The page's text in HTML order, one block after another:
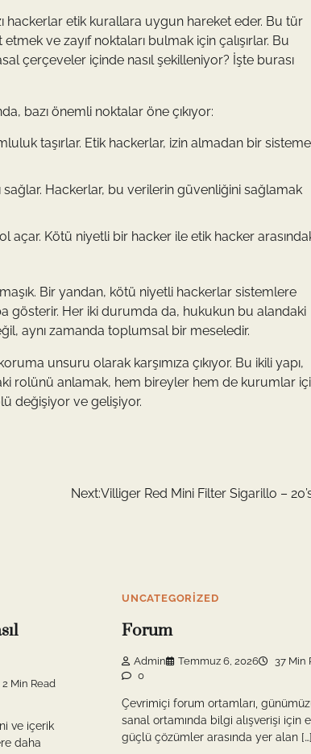
hackerlar etik kurallara uygun hareket eder. Bu tür
ve zayıf noktaları bulmak için çalışırlar. Bu
çerçeveler içinde nasıl şekilleniyor? İşte burası
bazı önemli noktalar öne çıkıyor:
taşırlar. Etik hackerlar, izin almadan bir sisteme
sağlar. Hackerlar, bu verilerin güvenliğini sağlamak
açar. Kötü niyetli bir hacker ile etik hacker
Bir yandan, kötü niyetli hackerlar sistemlere
gösterir. Her iki durumda da, hukukun bu alandaki
aynı zamanda toplumsal bir meseledir.
unsuru olarak karşımıza çıkıyor. Bu ikili yapı,
rolünü anlamak, hem bireyler hem de kurumlar
değişiyor ve gelişiyor.
Next:Villiger Red Mini Filter Sigarillo –
2 Min Read
ve içerik
daha
UNCATEGORIZED
Forum
Admin Temmuz 6, 2026
37 Min
0
Çevrimiçi forum ortamları,
sanal ortamında bilgi alışverişi için
güçlü çözümler arasında yer alan […]